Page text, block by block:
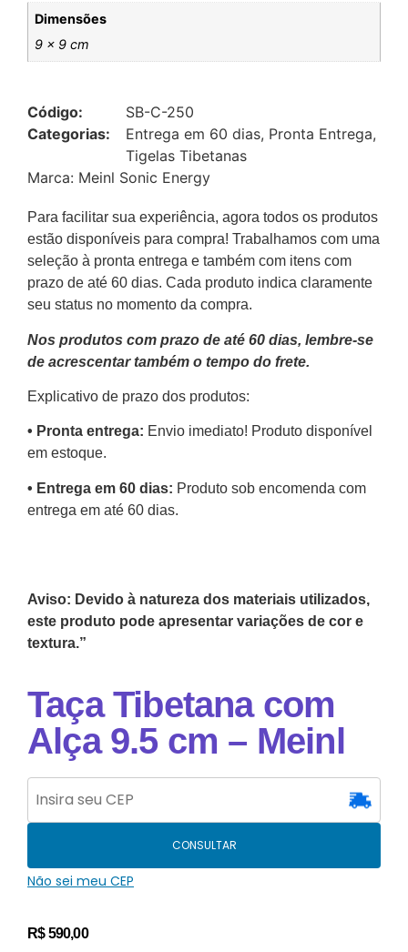
Dimensões
9 × 9 cm
Código:
SB-C-250
Categorias:
Entrega em 60 dias, Pronta Entrega,
Tigelas Tibetanas
Marca: Meinl Sonic Energy
Para facilitar sua experiência, agora todos os produtos
estão disponíveis para compra! Trabalhamos com uma
seleção à pronta entrega e também com itens com
prazo de até 60 dias. Cada produto indica claramente
seu status no momento da compra.
Nos produtos com prazo de até 60 dias, lembre-se
de acrescentar também o tempo do frete.
Explicativo de prazo dos produtos:
•⁠ ⁠Pronta entrega: Envio imediato! Produto disponível
em estoque.
•⁠ Entrega em 60 dias: Produto sob encomenda com
entrega em até 60 dias.
Aviso: Devido à natureza dos materiais utilizados,
este produto pode apresentar variações de cor e
textura.”
Taça Tibetana com
Alça 9.5 cm – Meinl
CONSULTAR
Não sei meu CEP
R$590,00